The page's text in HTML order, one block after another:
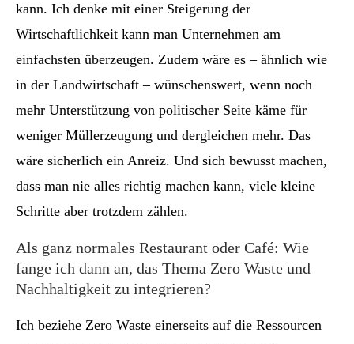
kann. Ich denke mit einer Steigerung der
Wirtschaftlichkeit kann man Unternehmen am
einfachsten überzeugen. Zudem wäre es – ähnlich wie
in der Landwirtschaft – wünschenswert, wenn noch
mehr Unterstützung von politischer Seite käme für
weniger Müllerzeugung und dergleichen mehr. Das
wäre sicherlich ein Anreiz. Und sich bewusst machen,
dass man nie alles richtig machen kann, viele kleine
Schritte aber trotzdem zählen.
Als ganz normales Restaurant oder Café: Wie
fange ich dann an, das Thema Zero Waste und
Nachhaltigkeit zu integrieren?
Ich beziehe Zero Waste einerseits auf die Ressourcen